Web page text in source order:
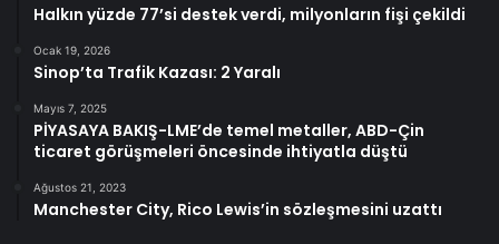
Halkın yüzde 77’si destek verdi, milyonların fişi çekildi
Ocak 19, 2026
Sinop’ta Trafik Kazası: 2 Yaralı
Mayıs 7, 2025
PİYASAYA BAKIŞ-LME’de temel metaller, ABD-Çin
ticaret görüşmeleri öncesinde ihtiyatla düştü
Ağustos 21, 2023
Manchester City, Rico Lewis’in sözleşmesini uzattı